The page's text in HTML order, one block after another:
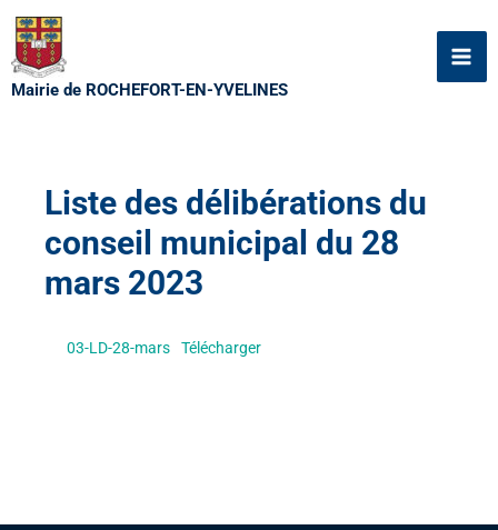
Aller
au
contenu
Mairie de ROCHEFORT-EN-YVELINES
Liste des délibérations du
conseil municipal du 28
mars 2023
03-LD-28-mars Télécharger